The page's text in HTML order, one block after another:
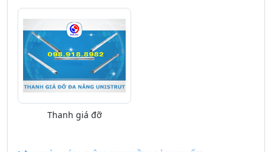
Thanh giá đỡ